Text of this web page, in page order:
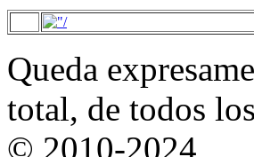
Queda
total, de todos
© 2010-2024